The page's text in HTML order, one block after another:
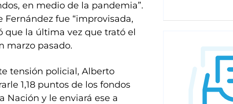
en medio de la pandemia”.
Fernández fue “improvisada,
que la última vez que trató el
marzo pasado.
tensión policial, Alberto
1,18 puntos de los fondos
Nación y le enviará ese a